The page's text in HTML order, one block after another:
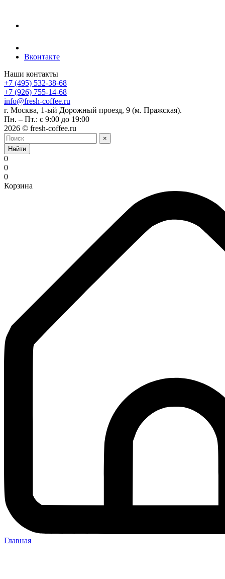
Вконтакте
Наши контакты
+7 (495) 532-38-68
+7 (926) 755-14-68
info@fresh-coffee.ru
г. Москва, 1-ый Дорожный проезд, 9 (м. Пражская).
Пн. – Пт.: с 9:00 до 19:00
2026 © fresh-coffee.ru
×
Найти
0
0
0
Корзина
Главная